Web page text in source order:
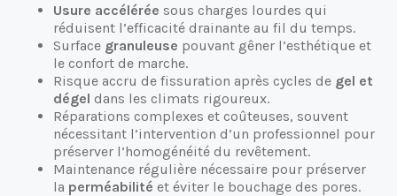
Usure accélérée sous charges lourdes qui
réduisent l’efficacité drainante au fil du temps.
Surface granuleuse pouvant gêner l’esthétique et
le confort de marche.
Risque accru de fissuration après cycles de gel et
dégel dans les climats rigoureux.
Réparations complexes et coûteuses, souvent
nécessitant l’intervention d’un professionnel pour
préserver l’homogénéité du revêtement.
Maintenance régulière nécessaire pour préserver
la perméabilité et éviter le bouchage des pores.